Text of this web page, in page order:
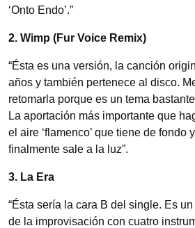
‘Onto Endo’.”
2. Wimp (Fur Voice Remix)
“Ésta es una versión, la canción
años y también pertenece al disco.
retomarla porque es un tema
La aportación más importante que
el aire ‘flamenco’ que tiene de fondo
finalmente sale a la luz”.
3. La Era
“Ésta sería la cara B del single. Es
de la improvisación con cuatro